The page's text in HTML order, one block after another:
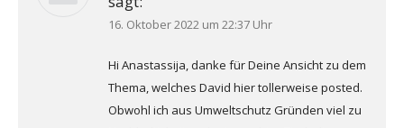
16. Oktober 2022 um 22:37 Uhr
Hi Anastassija, danke für Deine Ansicht zu dem
Thema, welches David hier tollerweise posted.
Obwohl ich aus Umweltschutz Gründen viel zu